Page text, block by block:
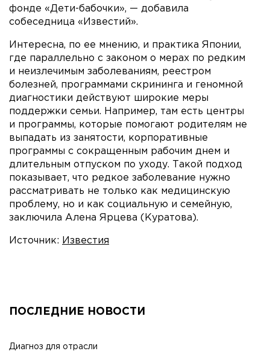
фонде «Дети-бабочки», — добавила
собеседница «Известий».
Интересна, по ее мнению, и практика Японии,
где параллельно с законом о мерах по редким
и неизлечимым заболеваниям, реестром
болезней, программами скрининга и геномной
диагностики действуют широкие меры
поддержки семьи. Например, там есть центры
и программы, которые помогают родителям не
выпадать из занятости, корпоративные
программы с сокращенным рабочим днем и
длительным отпуском по уходу. Такой подход
показывает, что редкое заболевание нужно
рассматривать не только как медицинскую
проблему, но и как социальную и семейную,
заключила Алена Ярцева (Куратова).
Источник: Известия
ПОСЛЕДНИЕ НОВОСТИ
Диагноз для отрасли